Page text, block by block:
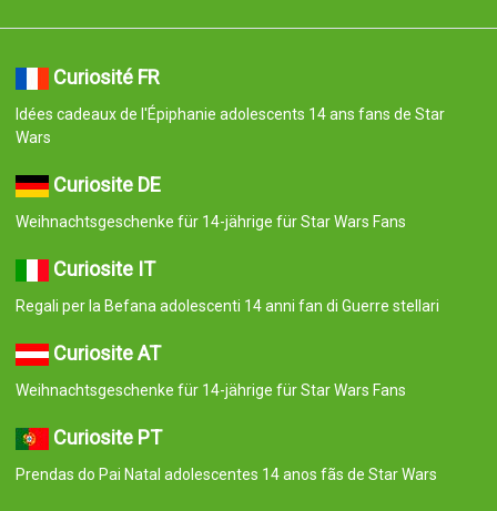
Curiosité FR
Idées cadeaux de l'Épiphanie adolescents 14 ans fans de Star
Wars
Curiosite DE
Weihnachtsgeschenke für 14-jährige für Star Wars Fans
Curiosite IT
Regali per la Befana adolescenti 14 anni fan di Guerre stellari
Curiosite AT
Weihnachtsgeschenke für 14-jährige für Star Wars Fans
Curiosite PT
Prendas do Pai Natal adolescentes 14 anos fãs de Star Wars